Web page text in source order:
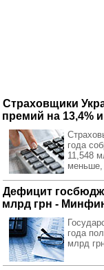
Страховщики
премий на 13,4%
года
11,548
меньше,
Дефицит
млрд грн -
года
млрд